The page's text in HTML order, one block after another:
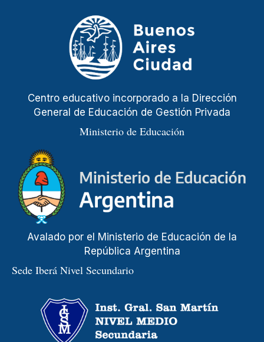
Centro educativo incorporado a la Dirección
General de Educación de Gestión Privada
Ministerio de Educación
Avalado por el Ministerio de Educación de la
República Argentina
Sede Iberá Nivel Secundario